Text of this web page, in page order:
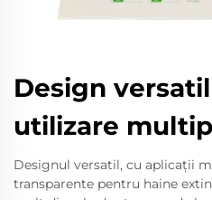
Design
utilizare
Designul versatil, cu aplicații
transparente pentru haine